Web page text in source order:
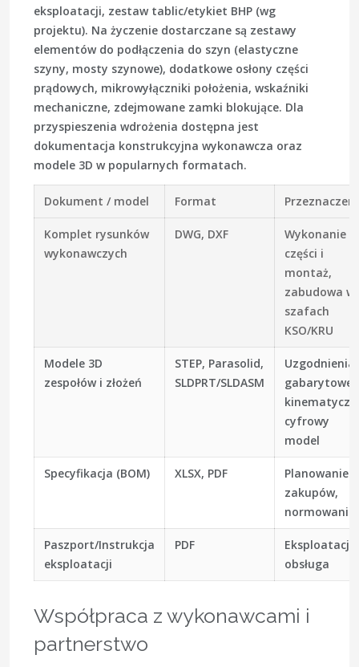
eksploatacji, zestaw tablic/etykiet BHP (wg
projektu). Na życzenie dostarczane są zestawy
elementów do podłączenia do szyn (elastyczne
szyny, mosty szynowe), dodatkowe osłony części
prądowych, mikrowyłączniki położenia, wskaźniki
mechaniczne, zdejmowane zamki blokujące. Dla
przyspieszenia wdrożenia dostępna jest
dokumentacja konstrukcyjna wykonawcza oraz
modele 3D w popularnych formatach.
Dokument / model Format
Komplet rysunków
wykonawczych
DWG, DXF
Wykonanie
części i
montaż,
zabudowa w
szafach
KSO/KRU
Modele 3D
zespołów i złożeń
STEP, Parasolid,
SLDPRT/SLDASM
Uzgodnienia
gabarytowe i
cyfrowy
model
Specyfikacja (BOM) XLSX, PDF
Planowanie
zakupów,
normowanie
Paszport/Instrukcja
eksploatacji
PDF
obsługa
Współpraca z wykonawcami i
partnerstwo